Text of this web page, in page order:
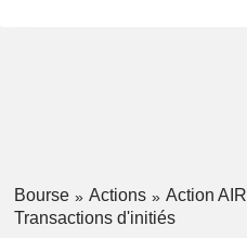
Bourse Actions Action AIR
Transactions d'initiés